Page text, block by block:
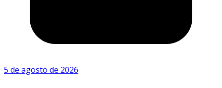
5 de agosto de 2026